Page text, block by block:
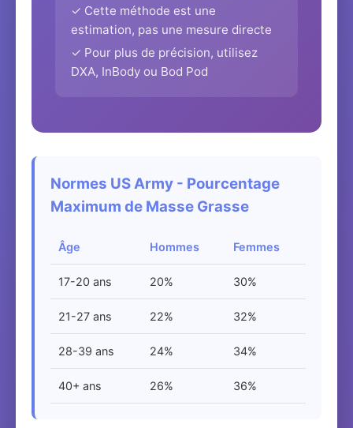
✓ Cette méthode est une
estimation, pas une mesure directe
✓ Pour plus de précision, utilisez
DXA, InBody ou Bod Pod
Normes US Army - Pourcentage
Maximum de Masse Grasse
Âge Hommes Femmes
17-20 ans 20% 30%
21-27 ans 22% 32%
28-39 ans 24% 34%
40+ ans 26% 36%